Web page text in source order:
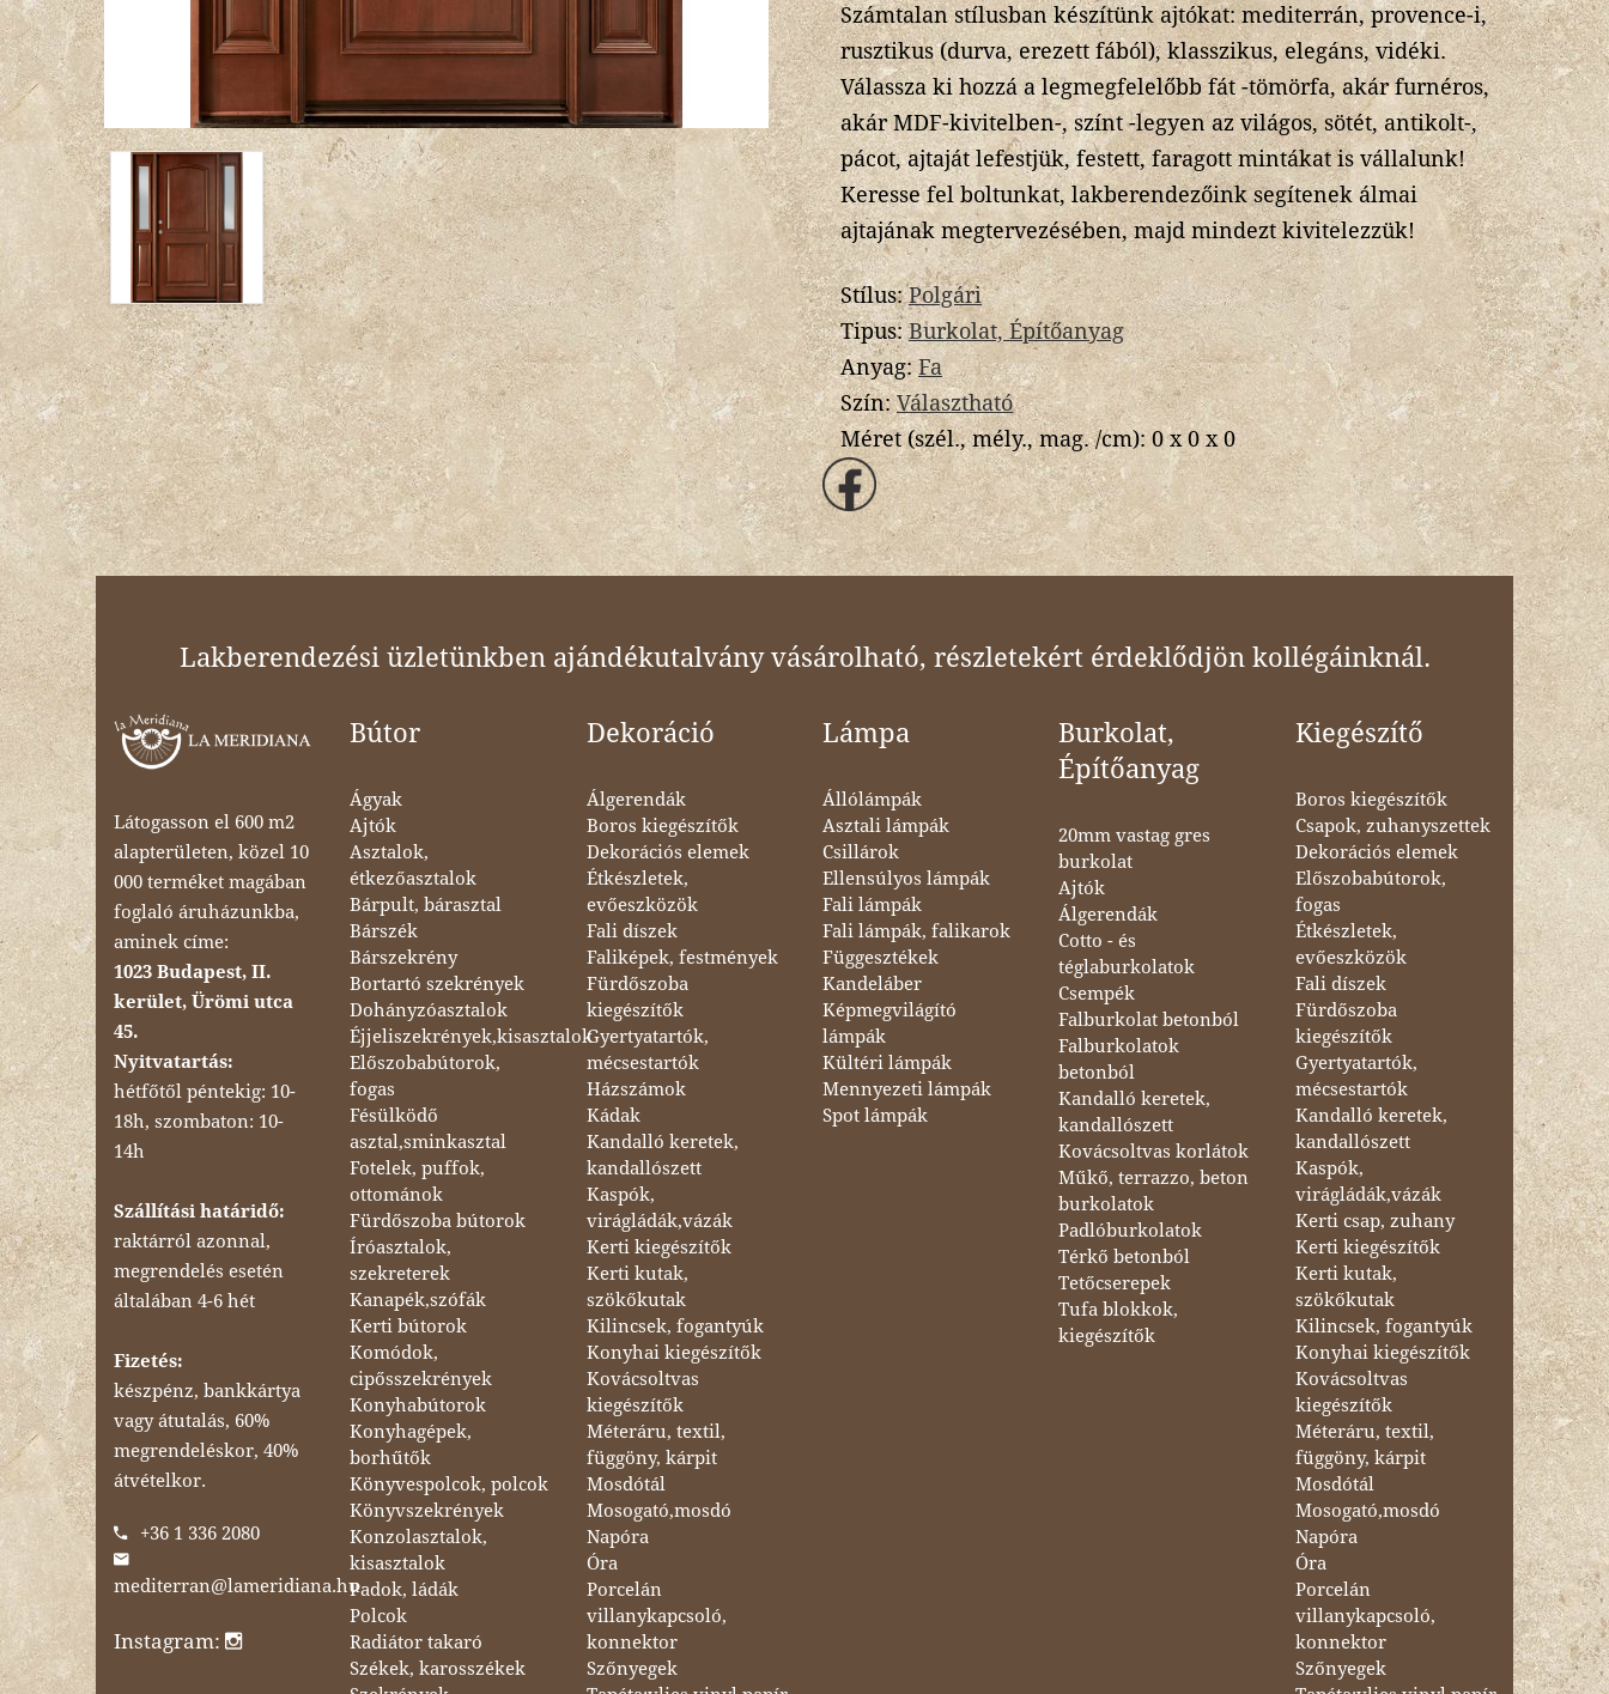
Számtalan stílusban készítünk ajtókat: mediterrán, provence-i,
rusztikus (durva, erezett fából), klasszikus, elegáns, vidéki.
Válassza ki hozzá a legmegfelelőbb fát -tömörfa, akár furnéros,
akár MDF-kivitelben-, színt -legyen az világos, sötét, antikolt-,
pácot, ajtaját lefestjük, festett, faragott mintákat is vállalunk!
Keresse fel boltunkat, lakberendezőink segítenek álmai
ajtajának megtervezésében, majd mindezt kivitelezzük!
Stílus:Polgári
Tipus:Burkolat, Építőanyag
Anyag:Fa
Szín:Választható
Méret (szél., mély., mag. /cm):0 x 0 x 0
Lakberendezési üzletünkben ajándékutalvány vásárolható, részletekért érdeklődjön kollégáinknál.
Látogasson el 600 m2
alapterületen, közel 10
000 terméket magában
foglaló áruházunkba,
aminek címe:
1023 Budapest, II.
kerület, Ürömi utca
45.
Nyitvatartás:
hétfőtől péntekig: 10-
18h, szombaton: 10-
14h
Szállítási határidő:
raktárról azonnal,
megrendelés esetén
általában 4-6 hét
Fizetés:
készpénz, bankkártya
vagy átutalás, 60%
megrendeléskor, 40%
átvételkor.
+36 1 336 2080
mediterran@lameridiana.hu
Instagram:
Bútor
Ágyak
Ajtók
Asztalok,
étkezőasztalok
Bárpult, bárasztal
Bárszék
Bárszekrény
Bortartó szekrények
Dohányzóasztalok
Éjjeliszekrények,kisasztalok
Előszobabútorok,
fogas
Fésülködő
asztal,sminkasztal
Fotelek, puffok,
ottománok
Fürdőszoba bútorok
Íróasztalok,
szekreterek
Kanapék,szófák
Kerti bútorok
Komódok,
cipősszekrények
Konyhabútorok
Konyhagépek,
borhűtők
Könyvespolcok, polcok
Könyvszekrények
Konzolasztalok,
kisasztalok
Padok, ládák
Polcok
Radiátor takaró
Székek, karosszékek
Dekoráció
Álgerendák
Boros kiegészítők
Dekorációs elemek
Étkészletek,
evőeszközök
Fali díszek
Faliképek, festmények
Fürdőszoba
kiegészítők
Gyertyatartók,
mécsestartók
Házszámok
Kádak
Kandalló keretek,
kandallószett
Kaspók,
virágládák,vázák
Kerti kiegészítők
Kerti kutak,
szökőkutak
Kilincsek, fogantyúk
Konyhai kiegészítők
Kovácsoltvas
kiegészítők
Méteráru, textil,
függöny, kárpit
Mosdótál
Mosogató,mosdó
Napóra
Óra
Porcelán
villanykapcsoló,
konnektor
Szőnyegek
Lámpa
Állólámpák
Asztali lámpák
Csillárok
Ellensúlyos lámpák
Fali lámpák
Fali lámpák, falikarok
Függesztékek
Kandeláber
Képmegvilágító
lámpák
Kültéri lámpák
Mennyezeti lámpák
Spot lámpák
Burkolat,
Építőanyag
20mm vastag gres
burkolat
Ajtók
Álgerendák
Cotto - és
téglaburkolatok
Csempék
Falburkolat betonból
Falburkolatok
betonból
Kandalló keretek,
kandallószett
Kovácsoltvas korlátok
Műkő, terrazzo, beton
burkolatok
Padlóburkolatok
Térkő betonból
Tetőcserepek
Tufa blokkok,
kiegészítők
Kiegészítő
Boros kiegészítők
Csapok, zuhanyszettek
Dekorációs elemek
Előszobabútorok,
fogas
Étkészletek,
evőeszközök
Fali díszek
Fürdőszoba
kiegészítők
Gyertyatartók,
mécsestartók
Kandalló keretek,
kandallószett
Kaspók,
virágládák,vázák
Kerti csap, zuhany
Kerti kiegészítők
Kerti kutak,
szökőkutak
Kilincsek, fogantyúk
Konyhai kiegészítők
Kovácsoltvas
kiegészítők
Méteráru, textil,
függöny, kárpit
Mosdótál
Mosogató,mosdó
Napóra
Óra
Porcelán
villanykapcsoló,
konnektor
Szőnyegek